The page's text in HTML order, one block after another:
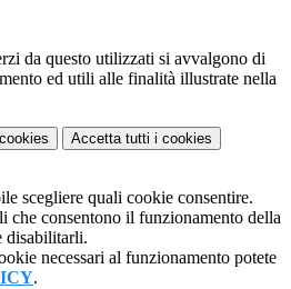
da questo utilizzati si avvalgono di
ed utili alle finalità illustrate nella
Accetta tutti i cookies
scegliere quali cookie consentire.
che consentono il funzionamento della
disabilitarli.
necessari al funzionamento potete
.